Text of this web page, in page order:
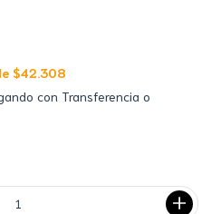
$42.308
con Transferencia o